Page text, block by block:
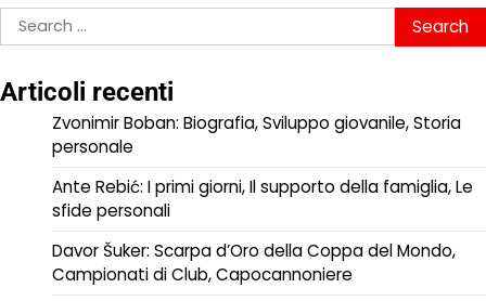
Search
for:
Articoli recenti
Zvonimir Boban: Biografia, Sviluppo giovanile, Storia
personale
Ante Rebić: I primi giorni, Il supporto della famiglia, Le
sfide personali
Davor Šuker: Scarpa d’Oro della Coppa del Mondo,
Campionati di Club, Capocannoniere